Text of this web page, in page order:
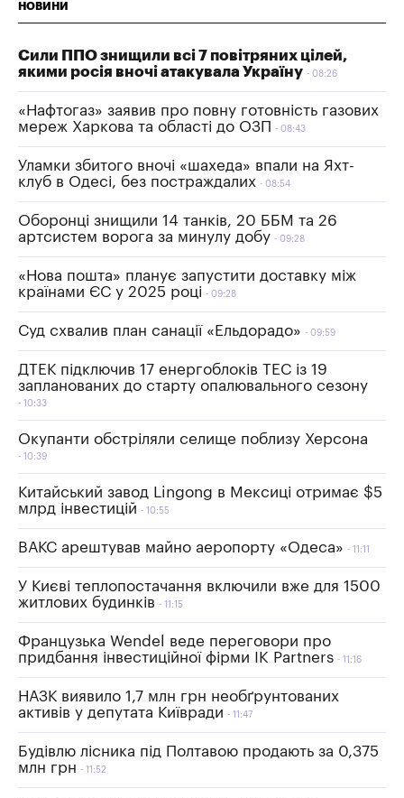
НОВИНИ
Сили ППО знищили всі 7 повітряних цілей,
якими росія вночі атакувала Україну
08:26
«Нафтогаз» заявив про повну готовність газових
мереж Харкова та області до ОЗП
08:43
Уламки збитого вночі «шахеда» впали на Яхт-
клуб в Одесі, без постраждалих
08:54
Оборонці знищили 14 танків, 20 ББМ та 26
артсистем ворога за минулу добу
09:28
«Нова пошта» планує запустити доставку між
країнами ЄС у 2025 році
09:28
Суд схвалив план санації «Ельдорадо» 09:59
ДТЕК підключив 17 енергоблоків ТЕС із 19
запланованих до старту опалювального сезону
10:33
Окупанти обстріляли селище поблизу Херсона
10:39
Китайський завод Lingong в Мексиці отримає $5
млрд інвестицій
10:55
ВАКС арештував майно аеропорту «Одеса» 11:11
У Києві теплопостачання включили вже для 1500
житлових будинків
11:15
Французька Wendel веде переговори про
придбання інвестиційної фірми IK Partners
11:16
НАЗК виявило 1,7 млн грн необґрунтованих
активів у депутата Київради
11:47
Будівлю лісника під Полтавою продають за 0,375
млн грн
11:52